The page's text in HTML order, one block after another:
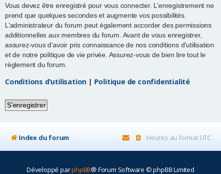
Vous devez être enregistré pour vous connecter. L’enregistrement ne
prend que quelques secondes et augmente vos possibilités.
L’administrateur du forum peut également accorder des permissions
additionnelles aux membres du forum. Avant de vous enregistrer,
assurez-vous d’avoir pris connaissance de nos conditions d’utilisation
et de notre politique de vie privée. Assurez-vous de bien lire tout le
règlement du forum.
Conditions d’utilisation | Politique de confidentialité
S’enregistrer
Index du forum Heures au format UTC
Développé parphpBB® Forum Software © phpBB Limited